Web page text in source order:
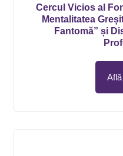
Cercul Vicios al
Mentalitatea
Fantomă” și